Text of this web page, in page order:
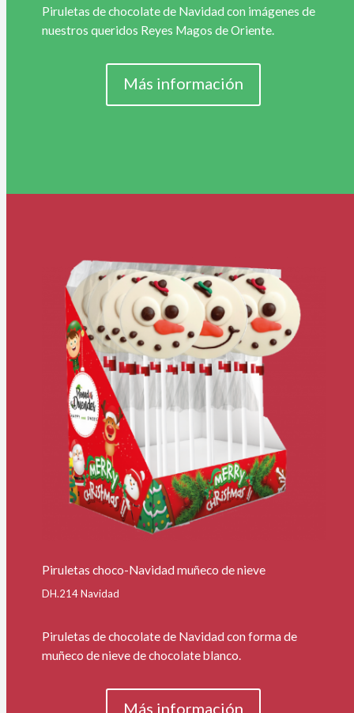
Piruletas de chocolate de Navidad con imágenes de
nuestros queridos Reyes Magos de Oriente.
Más información
Piruletas choco-Navidad muñeco de nieve
DH.214 Navidad
Piruletas de chocolate de Navidad con forma de
muñeco de nieve de chocolate blanco.
Más información